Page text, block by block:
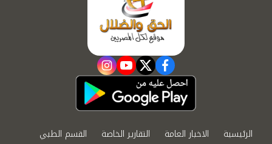
facebook
twitter
youtube
instagram
الرئيسية الاخبار العامة التقارير الخاصة القسم الطبي